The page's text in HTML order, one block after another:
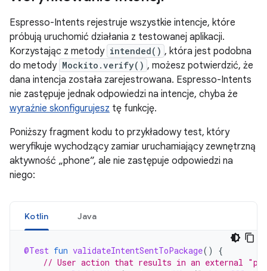
Espresso-Intents rejestruje wszystkie intencje, które
próbują uruchomić działania z testowanej aplikacji.
Korzystając z metody intended() , która jest podobna
do metody Mockito.verify() , możesz potwierdzić, że
dana intencja została zarejestrowana. Espresso-Intents
nie zastępuje jednak odpowiedzi na intencje, chyba że
wyraźnie skonfigurujesz tę funkcję.
Poniższy fragment kodu to przykładowy test, który
weryfikuje wychodzący zamiar uruchamiający zewnętrzną
aktywność „phone”, ale nie zastępuje odpowiedzi na
niego:
Kotlin Java
@Test fun validateIntentSentToPackage()
{
// User action that results in an external